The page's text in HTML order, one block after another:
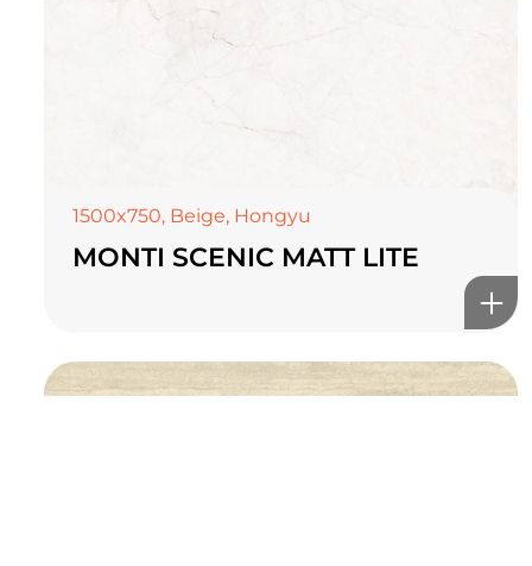
1500x750, Beige, Hongyu
MONTI SCENIC MATT LITE
TOP CERAMICSБайгалын өнгө тансаг
онлайн туслах